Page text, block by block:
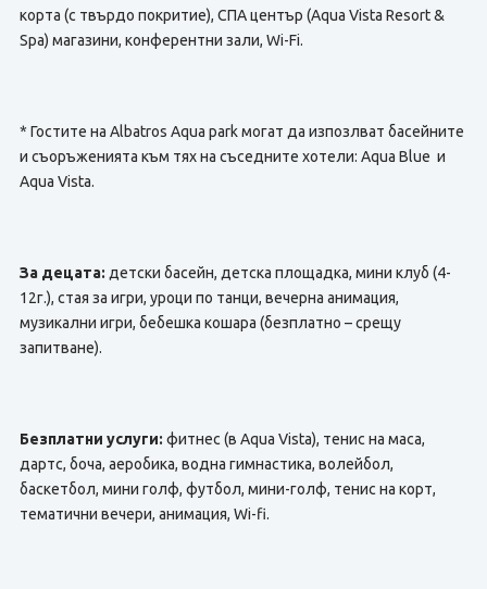
корта (с твърдо покритие), СПА център (Aqua Vista Resort &
Spa) магазини, конферентни зали, Wi-Fi.
* Гостите на Albatros Aqua park могат да изпозлват басейните
и съоръженията към тях на съседните хотели: Aqua Blue и
Aqua Vista.
За децата: детски басейн, детска площадка, мини клуб (4-
12г.), стая за игри, уроци по танци, вечерна анимация,
музикални игри, бебешка кошара (безплатно – срещу
запитване).
Безплатни услуги: фитнес (в Aqua Vista), тенис на маса,
дартс, боча, аеробика, водна гимнастика, волейбол,
баскетбол, мини голф, футбол, мини-голф, тенис на корт,
тематични вечери, анимация, Wi-fi.